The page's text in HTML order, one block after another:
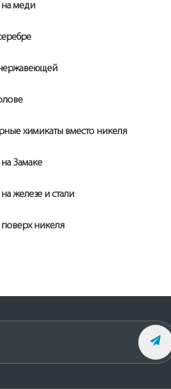
меди
химикаты вместо никеля
Замаке
железе и стали
никеля